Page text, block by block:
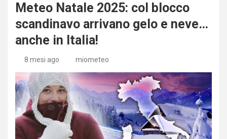
Meteo Natale 2025: col blocco
scandinavo arrivano gelo e neve…
anche in Italia!
8 mesi ago miometeo